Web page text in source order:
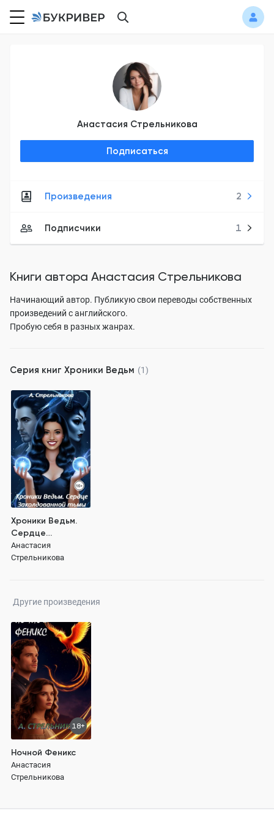
Анастасия Стрельникова
Подписаться
Произведения 2
Подписчики 1
Книги автора Анастасия Стрельникова
Начинающий автор. Публикую свои переводы собственных
произведений с английского.
Пробую себя в разных жанрах.
Серия книг Хроники Ведьм (1)
Хроники Ведьм.
Сердце
Заколдованной
Тьмы
Анастасия
Стрельникова
Другие произведения
18+
Ночной Феникс
Анастасия
Стрельникова